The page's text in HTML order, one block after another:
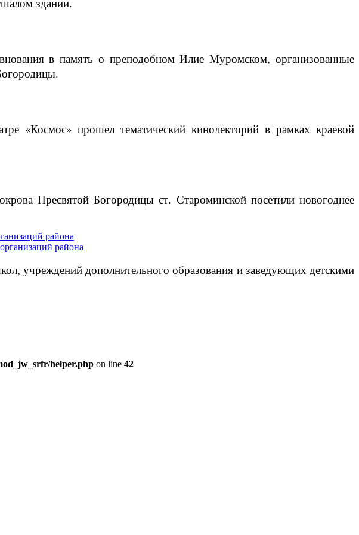
в память о преподобном Илие Муромском, организованные
«Космос» прошел тематический кинолекторий в рамках краевой
Пресвятой Богородицы ст. Староминской посетили новогоднее
района
учреждений дополнительного образования и заведующих детскими
helper.php on line 42